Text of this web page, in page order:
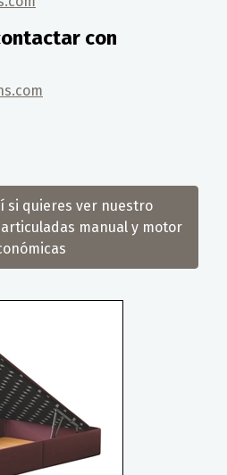
con
si quieres ver nuestro
manual y motor